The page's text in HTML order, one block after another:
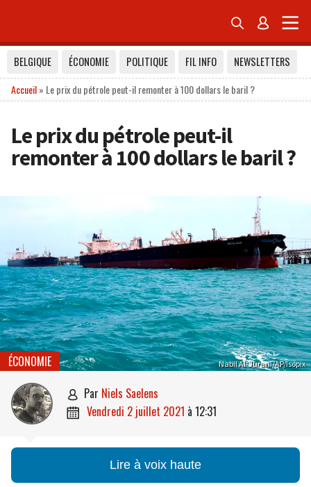
 
BELGIQUE ÉCONOMIE POLITIQUE FIL INFO
NEWSLETTERS
Accueil» Le prix du pétrole peut-il remonter à 100 dollars le baril ?
Le prix du pétrole peut-il
remonter à 100 dollars le baril ?
Nabil Al-Jurani/AP/Isopix
ÉCONOMIE
 par Niels Saelens
 vendredi 2 juillet 2021 à 12:31
Lire à voix haute